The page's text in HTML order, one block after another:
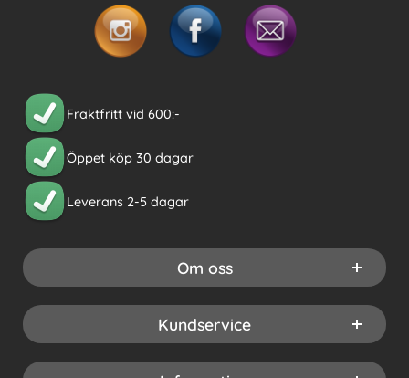
Fraktfritt vid 600:-
Öppet köp 30 dagar
Leverans 2-5 dagar
Om oss
Kundservice